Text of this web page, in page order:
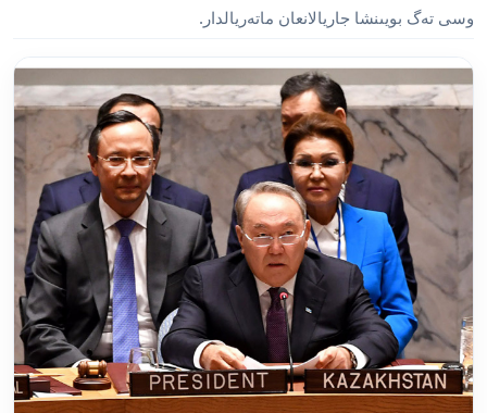
وسى تەگ بويىنشا جاريالانعان ماتەريالدار.